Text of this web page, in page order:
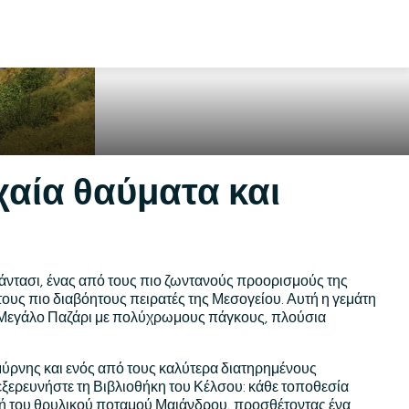
θαύματα και
ένας από τους πιο ζωντανούς προορισμούς της
πιο διαβόητους πειρατές της Μεσογείου. Αυτή η γεμάτη
Παζάρι με πολύχρωμους πάγκους, πλούσια
και ενός από τους καλύτερα διατηρημένους
τη Βιβλιοθήκη του Κέλσου: κάθε τοποθεσία
του θρυλικού ποταμού Μαιάνδρου, προσθέτοντας ένα